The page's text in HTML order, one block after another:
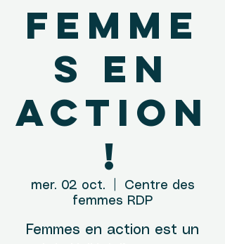
Femme
s en
action
!
mer. 02 oct.
Centre des
femmes RDP
Femmes en action est un